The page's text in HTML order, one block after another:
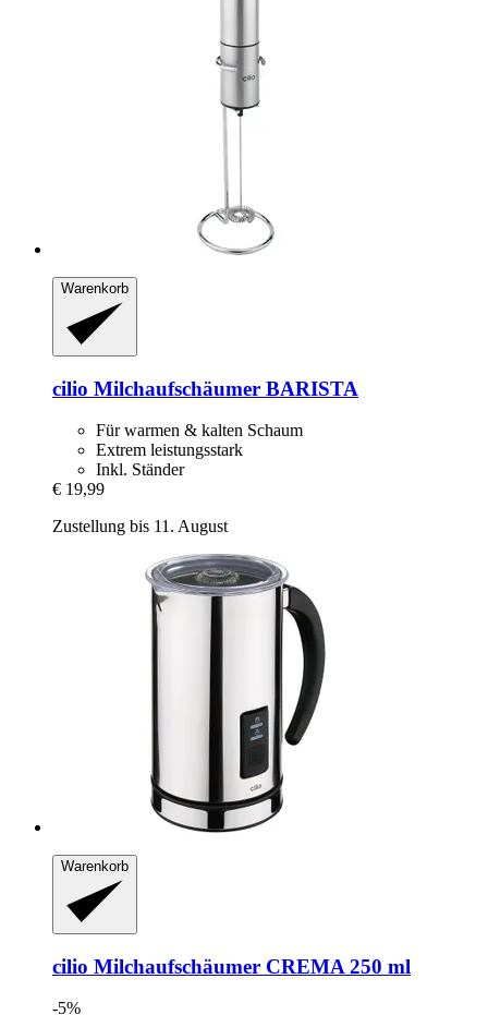
Warenkorb
cilio Milchaufschäumer BARISTA
Für warmen & kalten Schaum
Extrem leistungsstark
Inkl. Ständer
€ 19,99
Zustellung bis 11. August
Warenkorb
cilio Milchaufschäumer CREMA 250 ml
-5%